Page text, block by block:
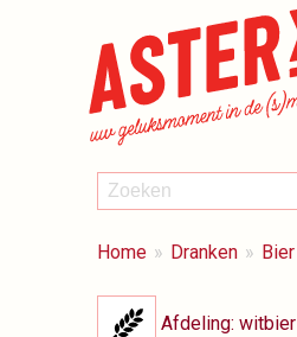
ZOEKEN
Zoeken
BREADCRUMBS
Je
hier:
Home Dranken Bier
Afdeling: witbier